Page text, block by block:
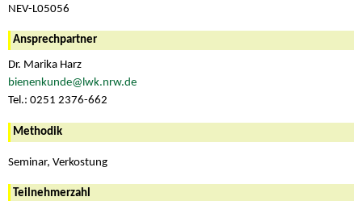
NEV-L05056
Ansprechpartner
Dr. Marika Harz
bienenkunde@lwk.nrw.de
Tel.: 0251 2376-662
Methodik
Seminar, Verkostung
Teilnehmerzahl